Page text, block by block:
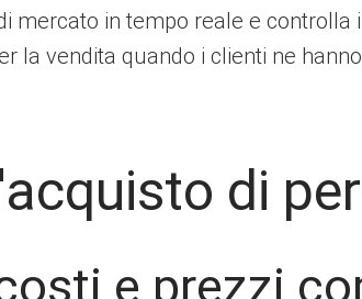
mercato in tempo reale e
la vendita quando i clienti ne
di
e prezzi